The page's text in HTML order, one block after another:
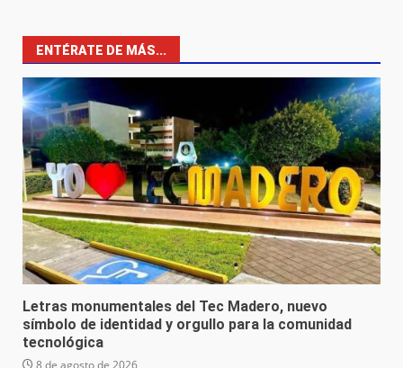
ENTÉRATE DE MÁS...
Letras monumentales del Tec Madero, nuevo
símbolo de identidad y orgullo para la comunidad
tecnológica